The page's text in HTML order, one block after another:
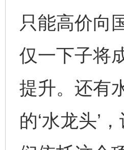
只能高价向
仅一下子将
提升。还有
的‘水龙头’